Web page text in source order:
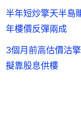
半年短炒擎天半
年樓價反彈兩成
3個月前高估價沽
擬靠股息供樓